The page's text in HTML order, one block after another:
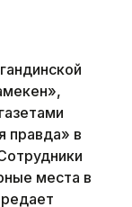
правда» в
места в